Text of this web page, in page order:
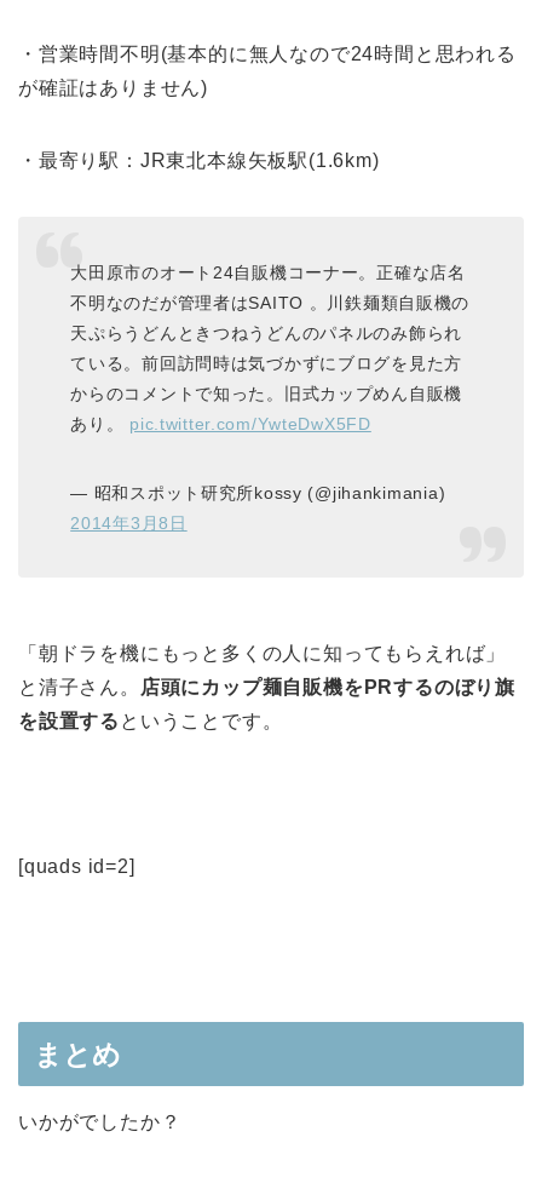
・営業時間不明(基本的に無人なので24時間と思われる
が確証はありません)
・最寄り駅：JR東北本線矢板駅(1.6km)
大田原市のオート24自販機コーナー。正確な店名
不明なのだが管理者はSAITO 。川鉄麺類自販機の
天ぷらうどんときつねうどんのパネルのみ飾られ
ている。前回訪問時は気づかずにブログを見た方
からのコメントで知った。旧式カップめん自販機
あり。 pic.twitter.com/YwteDwX5FD
— 昭和スポット研究所kossy (@jihankimania)
2014年3月8日
「朝ドラを機にもっと多くの人に知ってもらえれば」
と清子さん。
店頭にカップ麺自販機をPRするのぼり旗
を設置する ということです。
[quads id=2]
まとめ
いかがでしたか？